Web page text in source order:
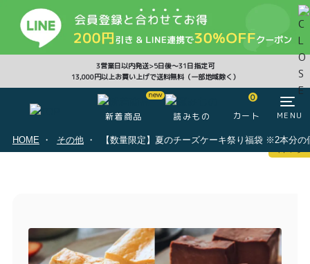
3営業日以内発送>5日後〜31日指定可
13,000円以上お買い上げで送料無料（一部地域除く）
新着商品 読みもの
0
カート MENU
CLOSE
0
HOME その他 【数量限定】夏のチーズケーキ祭り福袋 ※2本分の